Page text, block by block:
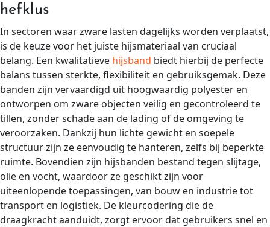
hefklus
In sectoren waar zware lasten dagelijks worden verplaatst,
is de keuze voor het juiste hijsmateriaal van cruciaal
belang. Een kwalitatieve hijsband biedt hierbij de perfecte
balans tussen sterkte, flexibiliteit en gebruiksgemak. Deze
banden zijn vervaardigd uit hoogwaardig polyester en
ontworpen om zware objecten veilig en gecontroleerd te
tillen, zonder schade aan de lading of de omgeving te
veroorzaken. Dankzij hun lichte gewicht en soepele
structuur zijn ze eenvoudig te hanteren, zelfs bij beperkte
ruimte. Bovendien zijn hijsbanden bestand tegen slijtage,
olie en vocht, waardoor ze geschikt zijn voor
uiteenlopende toepassingen, van bouw en industrie tot
transport en logistiek. De kleurcodering die de
draagkracht aanduidt, zorgt ervoor dat gebruikers snel en